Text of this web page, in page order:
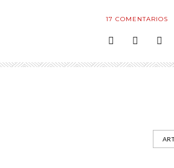
17 COMENTARIOS